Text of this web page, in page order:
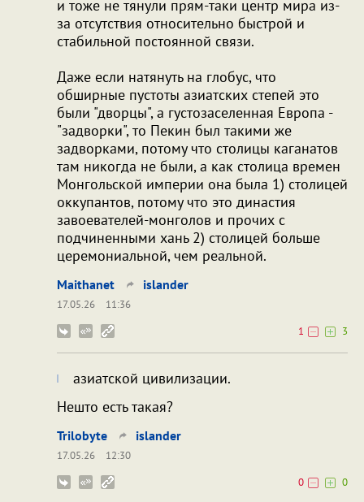
и тоже не тянули прям-таки центр мира из-
за отсутствия относительно быстрой и
стабильной постоянной связи.
Даже если натянуть на глобус, что
обширные пустоты азиатских степей это
были "дворцы", а густозаселенная Европа -
"задворки", то Пекин был такими же
задворками, потому что столицы каганатов
там никогда не были, а как столица времен
Монгольской империи она была 1) столицей
оккупантов, потому что это династия
завоевателей-монголов и прочих с
подчиненными хань 2) столицей больше
церемониальной, чем реальной.
Maithanet islander
17.05.26
11:36
1
3
азиатской цивилизации.
Нешто есть такая?
Trilobyte islander
17.05.26
12:30
0
0